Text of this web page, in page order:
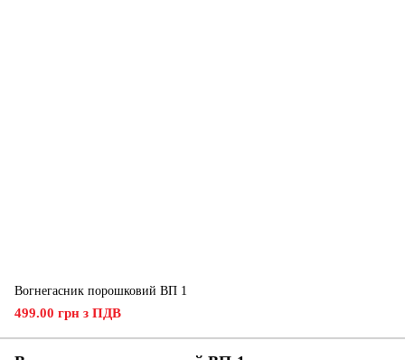
Вогнегасник порошковий ВП 1
499.00 грн з ПДВ